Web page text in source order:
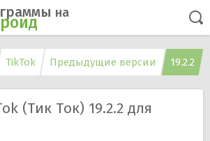
на
TikTok Предыдущие версии 19.2.2
(Тик Ток) 19.2.2 для